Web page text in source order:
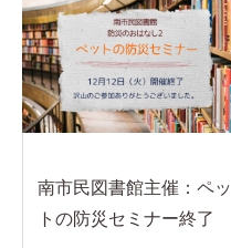
南市民図書館主催：ペッ
トの防災セミナー終了